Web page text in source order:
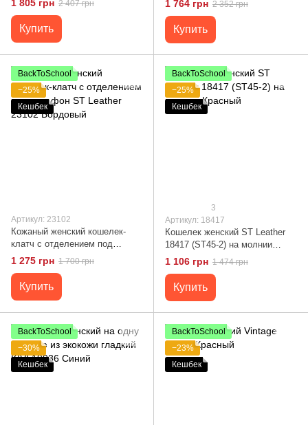
1 805 грн 2 407 грн
Купить
22530 Красный
1 764 грн 2 352 грн
Купить
BackToSchool
−25%
Кешбек
Артикул: 23102
Кожаный женский кошелек-
клатч с отделением под
телефон ST Leather 23102
Бордовый
1 275 грн 1 700 грн
Купить
BackToSchool
−25%
Кешбек
3
Артикул: 18417
Кошелек женский ST Leather
18417 (ST45-2) на молнии
Красный
1 106 грн 1 474 грн
Купить
BackToSchool
−30%
Кешбек
BackToSchool
−23%
Кешбек